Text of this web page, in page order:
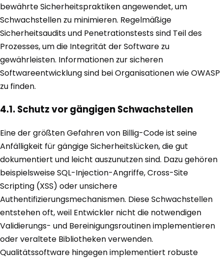
bewährte Sicherheitspraktiken angewendet, um
Schwachstellen zu minimieren. Regelmäßige
Sicherheitsaudits und Penetrationstests sind Teil des
Prozesses, um die Integrität der Software zu
gewährleisten. Informationen zur sicheren
Softwareentwicklung sind bei Organisationen wie OWASP
zu finden.
4.1. Schutz vor gängigen Schwachstellen
Eine der größten Gefahren von Billig-Code ist seine
Anfälligkeit für gängige Sicherheitslücken, die gut
dokumentiert und leicht auszunutzen sind. Dazu gehören
beispielsweise SQL-Injection-Angriffe, Cross-Site
Scripting (XSS) oder unsichere
Authentifizierungsmechanismen. Diese Schwachstellen
entstehen oft, weil Entwickler nicht die notwendigen
Validierungs- und Bereinigungsroutinen implementieren
oder veraltete Bibliotheken verwenden.
Qualitätssoftware hingegen implementiert robuste